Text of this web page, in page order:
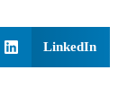
LinkedIn